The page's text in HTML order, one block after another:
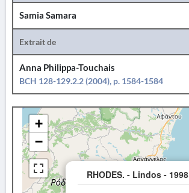
Samia Samara
Extrait de
Anna Philippa-Touchais
BCH 128-129.2.2 (2004), p. 1584-1584
RHODES. - Lindos - 1998
+
−